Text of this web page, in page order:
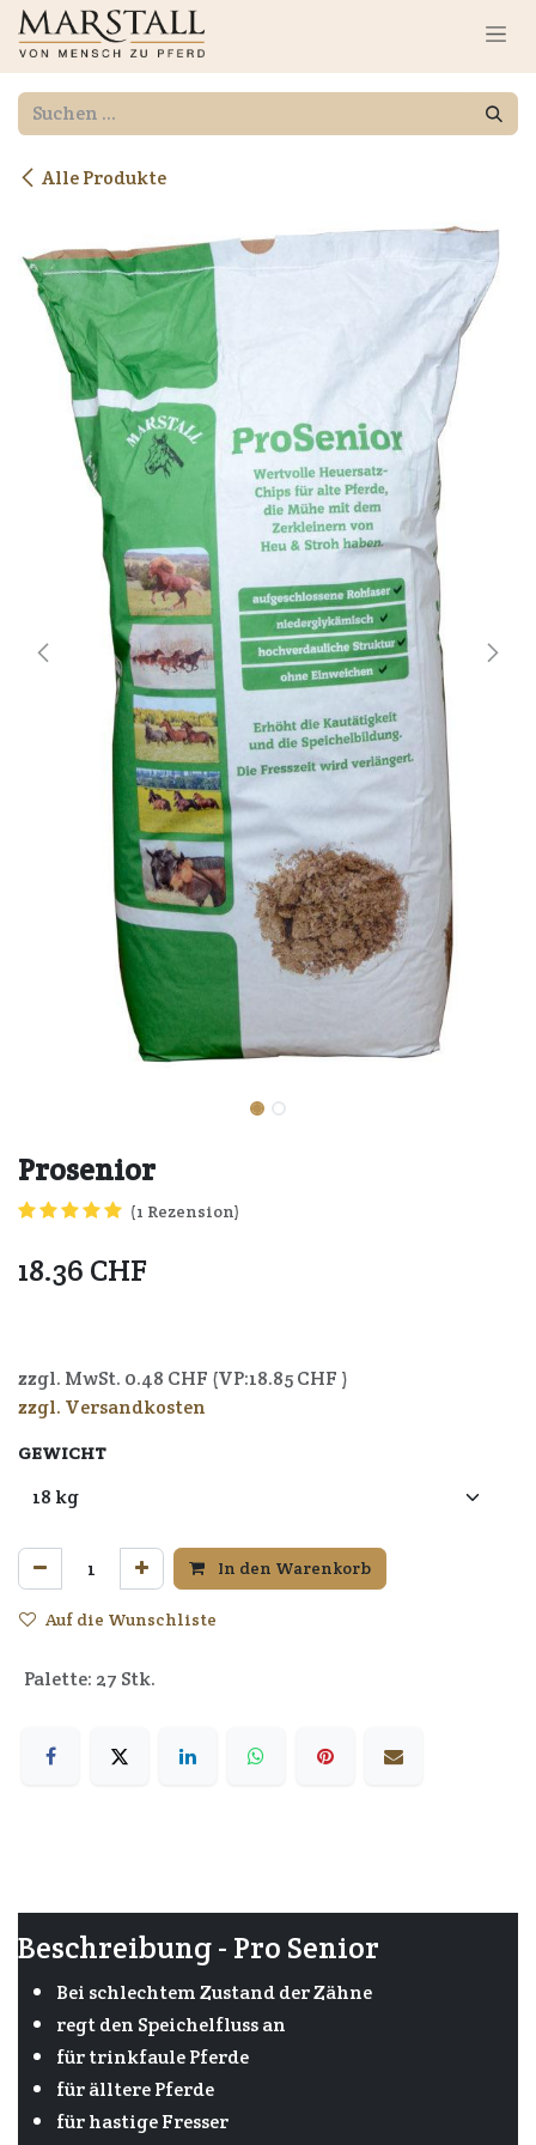
Zum Inhalt springen
Alle Produkte
Prosenior
(1 Rezension)
18.36 CHF
zzgl. MwSt. 0.48 CHF (VP:18.85CHF )
zzgl. Versandkosten
GEWICHT
In den Warenkorb
Auf die Wunschliste
Palette: 27 Stk.
Beschreibung - Pro Senior
Bei schlechtem Zustand der Zähne
regt den Speichelfluss an
für trinkfaule Pferde
für älltere Pferde
für hastige Fresser